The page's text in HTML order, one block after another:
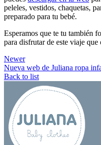
peleles, vestidos, chaquetas,
preparado para tu bebé.
Esperamos que te tu también
para disfrutar de este viaje que
Newer
Nueva web de Juliana ropa
Back to list